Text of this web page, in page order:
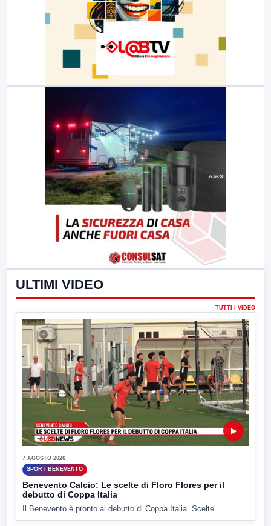
ULTIMI VIDEO
TUTTI I VIDEO
▶
7 AGOSTO 2026
SPORT BENEVENTO
Benevento Calcio: Le scelte di Floro Flores per il
debutto di Coppa Italia
Il Benevento è pronto al debutto di Coppa Italia. Scelte...